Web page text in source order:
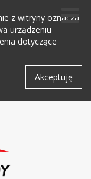
z witryny oznacza
urządzeniu
dotyczące
Akceptuję